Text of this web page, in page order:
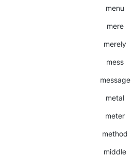
menu
mere
merely
mess
message
metal
meter
method
middle